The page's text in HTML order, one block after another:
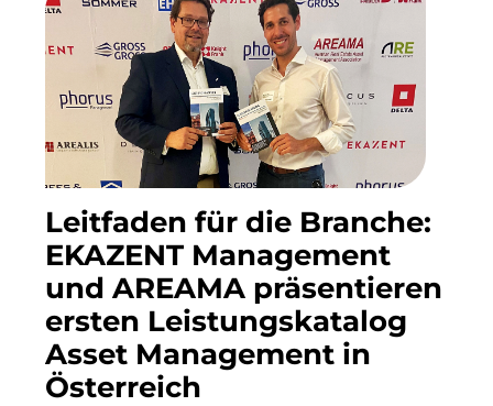
Eventnet
Finanzchef24
Frameworks
Gemeinde Hallbergmoos
Gemeinde Taufkirchen
Georg-Kronawitter-Platz
Gesangskollektiv Michael Ritter
H2Global
Leitfaden für die Branche:
EKAZENT Management
und AREAMA präsentieren
ersten Leistungskatalog
Asset Management in
Österreich